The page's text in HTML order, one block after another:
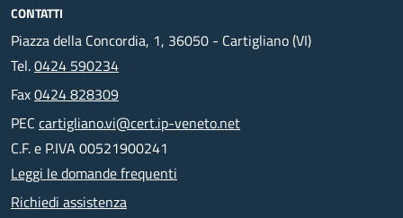
CONTATTI
Piazza della Concordia, 1, 36050 - Cartigliano (VI)
Tel.0424 590234
Fax0424 828309
PEC cartigliano.vi@cert.ip-veneto.net
C.F. e P.IVA 00521900241
Leggi le domande frequenti
Richiedi assistenza